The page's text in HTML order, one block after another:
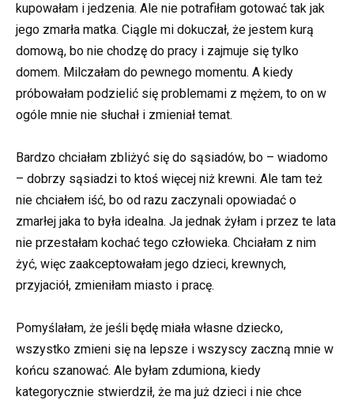
kupowałam i jedzenia. Ale nie potrafiłam gotować tak jak
jego zmarła matka. Ciągle mi dokuczał, że jestem kurą
domową, bo nie chodzę do pracy i zajmuje się tylko
domem. Milczałam do pewnego momentu. A kiedy
próbowałam podzielić się problemami z mężem, to on w
ogóle mnie nie słuchał i zmieniał temat.
Bardzo chciałam zbliżyć się do sąsiadów, bo – wiadomo
– dobrzy sąsiadzi to ktoś więcej niż krewni. Ale tam też
nie chciałem iść, bo od razu zaczynali opowiadać o
zmarłej jaka to była idealna. Ja jednak żyłam i przez te lata
nie przestałam kochać tego człowieka. Chciałam z nim
żyć, więc zaakceptowałam jego dzieci, krewnych,
przyjaciół, zmieniłam miasto i pracę.
Pomyślałam, że jeśli będę miała własne dziecko,
wszystko zmieni się na lepsze i wszyscy zaczną mnie w
końcu szanować. Ale byłam zdumiona, kiedy
kategorycznie stwierdził, że ma już dzieci i nie chce